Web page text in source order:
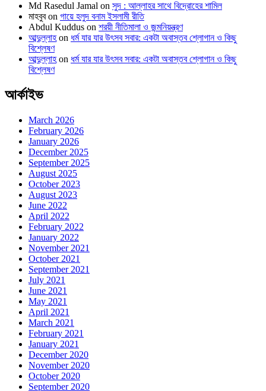
Md Rasedul Jamal on সুদ : আল্লাহর সাথে বিদ্রোহের শামিল
মাহবুবon গায়ে হলুদ বনাম ইসলামী রীতি
Abdul Kuddus on শরয়ী নীতিমালা ও জন্মনিয়ন্ত্রণ
আব্দুল্লাহon ধর্ম যার যার উৎসব সবার: একটা অবাস্তব শ্লোগান ও কিছু
বিশ্লেষণ
আব্দুল্লাহon ধর্ম যার যার উৎসব সবার: একটা অবাস্তব শ্লোগান ও কিছু
বিশ্লেষণ
আর্কাইভ
March 2026
February 2026
January 2026
December 2025
September 2025
August 2025
October 2023
August 2023
June 2022
April 2022
February 2022
January 2022
November 2021
October 2021
September 2021
July 2021
June 2021
May 2021
April 2021
March 2021
February 2021
January 2021
December 2020
November 2020
October 2020
September 2020